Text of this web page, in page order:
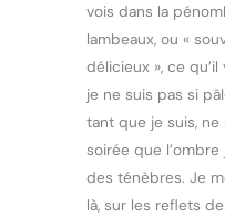
vois dans la
lambeaux, ou «
délicieux », ce
je ne suis pas si
tant que je suis, ne
soirée que
des ténèbres. Je
là, sur les reflets